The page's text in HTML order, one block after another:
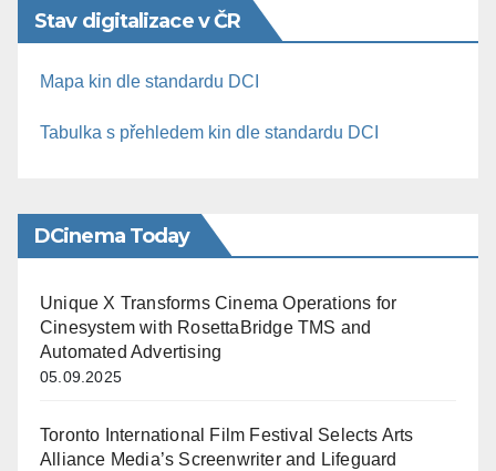
Stav digitalizace v ČR
Mapa kin dle standardu DCI
Tabulka s přehledem kin dle standardu DCI
DCinema Today
Unique X Transforms Cinema Operations for
Cinesystem with RosettaBridge TMS and
Automated Advertising
05.09.2025
Toronto International Film Festival Selects Arts
Alliance Media’s Screenwriter and Lifeguard